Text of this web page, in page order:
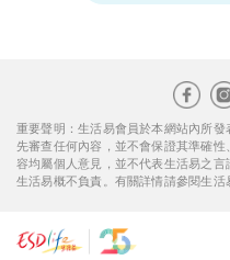
重要聲明：生活易會員於本網站內所
先審查任何內容，並不會保證其準確
容均屬個人意見，並不代表生活易之言
生活易概不負責。有關詳情請參閱生活